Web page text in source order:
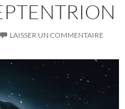
LAISSER UN COMMENTAIRE